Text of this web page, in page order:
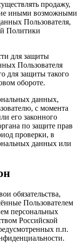
продажу,
иными возможными
Пользователя,
Политики
для защиты
Пользователя
для защиты такого
обороте.
данных,
с момента
его законного
по защите прав
проверки, в
данных или
обязательства,
Пользователем
персональных
Российской
п.п.